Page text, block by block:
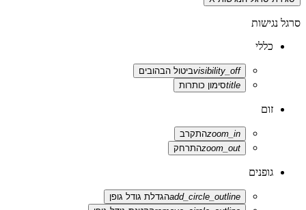
סרגל נגישות
כללי
visibility_offביטול הבהובים
titleסימון כותרות
זום
zoom_inהתקרב
zoom_outהתרחק
גופנים
add_circle_outlineהגדלת גודל גופן